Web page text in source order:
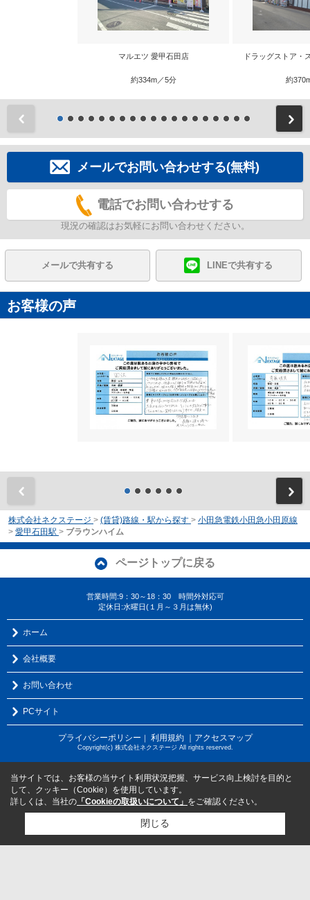
マルエツ 愛甲石田店
約334m／5分
ドラッグストア・
約
メールでお問い合わせする(無料)
電話でお問い合わせする
現況の確認はお気軽にお問い合わせください。
メールで共有する LINEで共有する
お客様の声
株式会社ネクステージ > (賃貸)路線・駅から探す > 小田急電鉄小田急小田原線
> 愛甲石田駅 > ブラウンハイム
ページトップに戻る
営業時間:9：30～18：30 時間外対応可
定休日:水曜日(１月～３月は無休)
ホーム
会社概要
お問い合わせ
PCサイト
プライバシーポリシー ｜ 利用規約 ｜アクセスマップ
Copyright(c) 株式会社ネクステージ All rights reserved.
当サイトでは、お客様の当サイト利用状況把握、サービス向上検討を目的と
して、クッキー（Cookie）を使用しています。
詳しくは、当社の 「Cookieの取扱いについて」 をご確認ください。
閉じる